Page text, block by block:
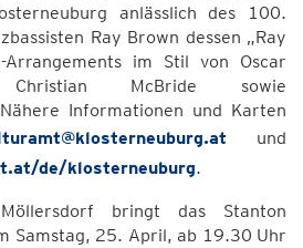
anlässlich des 100.
Ray Brown dessen „Ray
Arrangements im Stil von Oscar
McBride sowie
Informationen und Karten
und
de/klosterneuburg.
bringt das Stanton
Samstag, 25. April, ab 19.30 Uhr